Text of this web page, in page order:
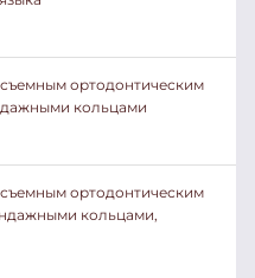
ортодонтическим
кольцами
ортодонтическим
кольцами,